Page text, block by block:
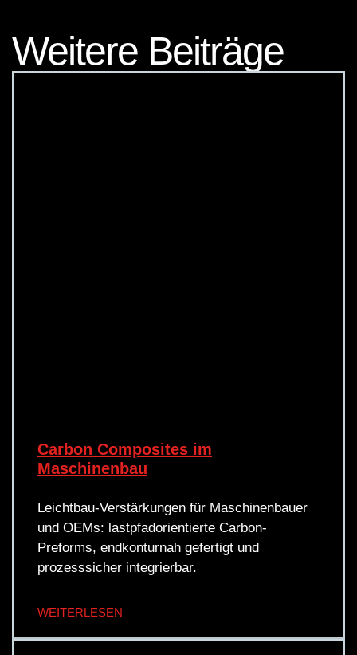
Weitere Beiträge
Carbon Composites im
Maschinenbau
Leichtbau-Verstärkungen für Maschinenbauer
und OEMs: lastpfadorientierte Carbon-
Preforms, endkonturnah gefertigt und
prozesssicher integrierbar.
WEITERLESEN